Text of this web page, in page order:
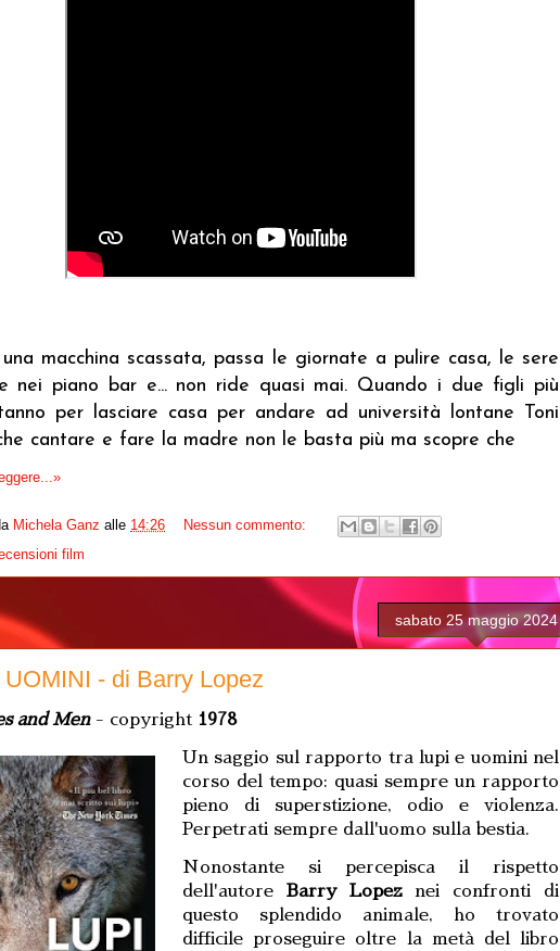
macchina scassata, passa le giornate a pulire casa, le sere
nei piano bar e... non ride quasi mai. Quando i due figli più
per lasciare casa per andare ad università lontane Toni
cantare e fare la madre non le basta più ma scopre che
Michela Ganz alle 14:26
Nessun commento:
film
sabato 25 maggio 2024
- di Barry Lopez
and Men- copyright 1978
Un saggio sul rapporto tra lupi e uomini nel
corso del tempo: quasi sempre un rapporto
pieno di superstizione, odio e violenza.
Perpetrati sempre dall'uomo sulla bestia.
Nonostante si percepisca il rispetto
dell'autore Barry Lopeznei confronti di
questo splendido animale, ho trovato
difficile proseguire oltre la metà del libro